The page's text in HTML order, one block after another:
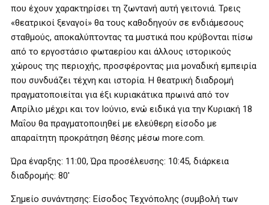
που έχουν χαρακτηρίσει τη ζωντανή αυτή γειτονιά. Τρεις
«θεατρικοί ξεναγοί» θα τους καθοδηγούν σε ενδιάμεσους
σταθμούς, αποκαλύπτοντας τα μυστικά που κρύβονται πίσω
από το εργοστάσιο φωταερίου και άλλους ιστορικούς
χώρους της περιοχής, προσφέροντας μια μοναδική εμπειρία
που συνδυάζει τέχνη και ιστορία. Η θεατρική διαδρομή
πραγματοποιείται για έξι κυριακάτικα πρωινά από τον
Απρίλιο μέχρι και τον Ιούνιο, ενώ ειδικά για την Κυριακή 18
Μαΐου θα πραγματοποιηθεί με ελεύθερη είσοδο με
απαραίτητη προκράτηση θέσης μέσω more.com.
Ώρα έναρξης: 11:00, Ώρα προσέλευσης: 10:45, διάρκεια
διαδρομής: 80′
Σημείο συνάντησης: Είσοδος Τεχνόπολης (συμβολή των